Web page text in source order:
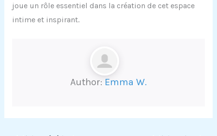
joue un rôle essentiel dans la création de cet espace
intime et inspirant.
Author: Emma W.